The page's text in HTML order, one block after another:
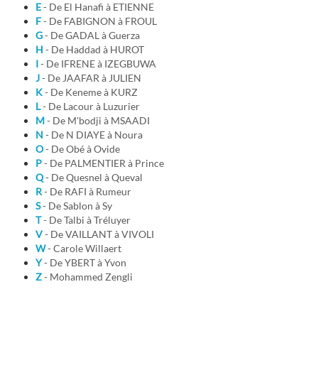
E
- De El Hanafi à ETIENNE
F
- De FABIGNON à FROUL
G
- De GADAL à Guerza
H
- De Haddad à HUROT
I
- De IFRENE à IZEGBUWA
J
- De JAAFAR à JULIEN
K
- De Keneme à KURZ
L
- De Lacour à Luzurier
M
- De M'bodji à MSAADI
N
- De N DIAYE à Noura
O
- De Obé à Ovide
P
- De PALMENTIER à Prince
Q
- De Quesnel à Queval
R
- De RAFI à Rumeur
S
- De Sablon à Sy
T
- De Talbi à Tréluyer
V
- De VAILLANT à VIVOLI
W
- Carole Willaert
Y
- De YBERT à Yvon
Z
- Mohammed Zengli